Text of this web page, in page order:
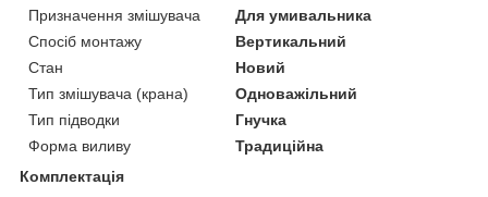
Призначення змішувача
Для умивальника
Спосіб монтажу
Вертикальний
Стан
Новий
Тип змішувача (крана)
Одноважільний
Тип підводки
Гнучка
Форма виливу
Традиційна
Комплектація